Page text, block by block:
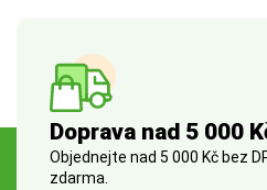
Doprava nad 5 000
Objednejte nad 5 000 Kč bez
zdarma.